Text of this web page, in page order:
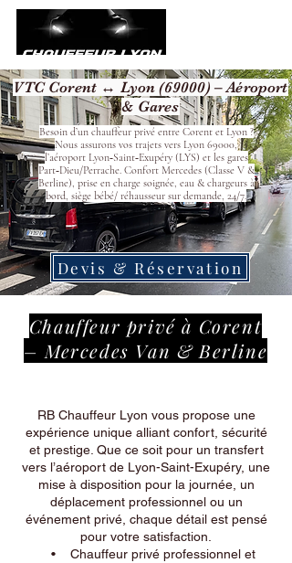
VTC Corent ↔ Lyon (69000) – Aéroport
& Gares
Besoin d’un chauffeur privé entre Corent et Lyon ?
Nous assurons vos trajets vers Lyon 69000,
l’aéroport Lyon‑Saint‑Exupéry (LYS) et les gares
Part‑Dieu/Perrache. Confort Mercedes (Classe V &
Berline), prise en charge soignée, eau & chargeurs à
bord, siège bébé/ réhausseur sur demande, 24/7.
Devis & Réservation
Chauffeur privé à Corent
– Mercedes Van & Berline
RB Chauffeur Lyon vous propose une
expérience unique alliant confort, sécurité
et prestige. Que ce soit pour un transfert
vers l’aéroport de Lyon-Saint-Exupéry, une
mise à disposition pour la journée, un
déplacement professionnel ou un
événement privé, chaque détail est pensé
pour votre satisfaction.
• Chauffeur privé professionnel et